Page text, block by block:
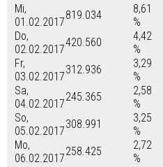
Mi,
01.02.2017
819.034
8,61
%
Do,
02.02.2017
420.560
4,42
%
Fr,
03.02.2017
312.936
3,29
%
Sa,
04.02.2017
245.365
2,58
%
So,
05.02.2017
308.991
3,25
%
Mo,
06.02.2017
258.425
2,72
%